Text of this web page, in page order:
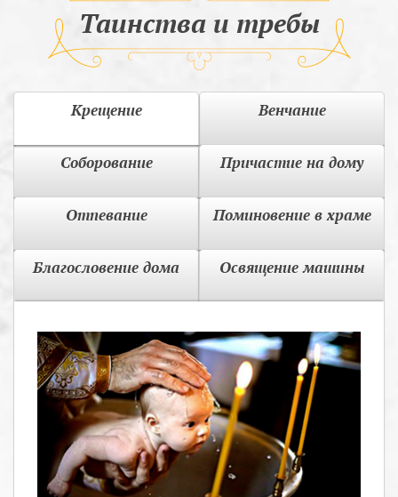
Таинства и требы
Крещение Венчание
Соборование Причастие на дому
Отпевание Поминовение в храме
Благословение дома Освящение машины